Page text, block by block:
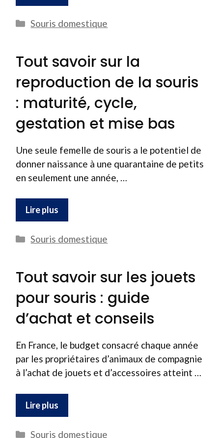
Catégories
Souris domestique
Tout savoir sur la
reproduction de la souris
: maturité, cycle,
gestation et mise bas
Une seule femelle de souris a le potentiel de
donner naissance à une quarantaine de petits
en seulement une année, …
Lire plus
Catégories
Souris domestique
Tout savoir sur les jouets
pour souris : guide
d’achat et conseils
En France, le budget consacré chaque année
par les propriétaires d’animaux de compagnie
à l’achat de jouets et d’accessoires atteint …
Lire plus
Catégories
Souris domestique